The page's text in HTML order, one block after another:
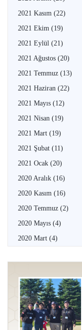
2021 Kasım (22)
2021 Ekim (19)
2021 Eylül (21)
2021 Ağustos (20)
2021 Temmuz (13)
2021 Haziran (22)
2021 Mayıs (12)
2021 Nisan (19)
2021 Mart (19)
2021 Şubat (11)
2021 Ocak (20)
2020 Aralık (16)
2020 Kasım (16)
2020 Temmuz (2)
2020 Mayıs (4)
2020 Mart (4)